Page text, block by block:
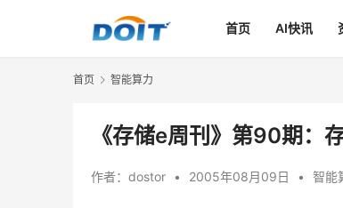
首页 AI快讯
首页 智能算力
《存储e周刊》第90期：
作者： dostor • 2005年08月09日 • 智能